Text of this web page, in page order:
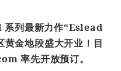
列最新力作“Eslead
黄金地段盛大开业 ！目
率先开放预订。